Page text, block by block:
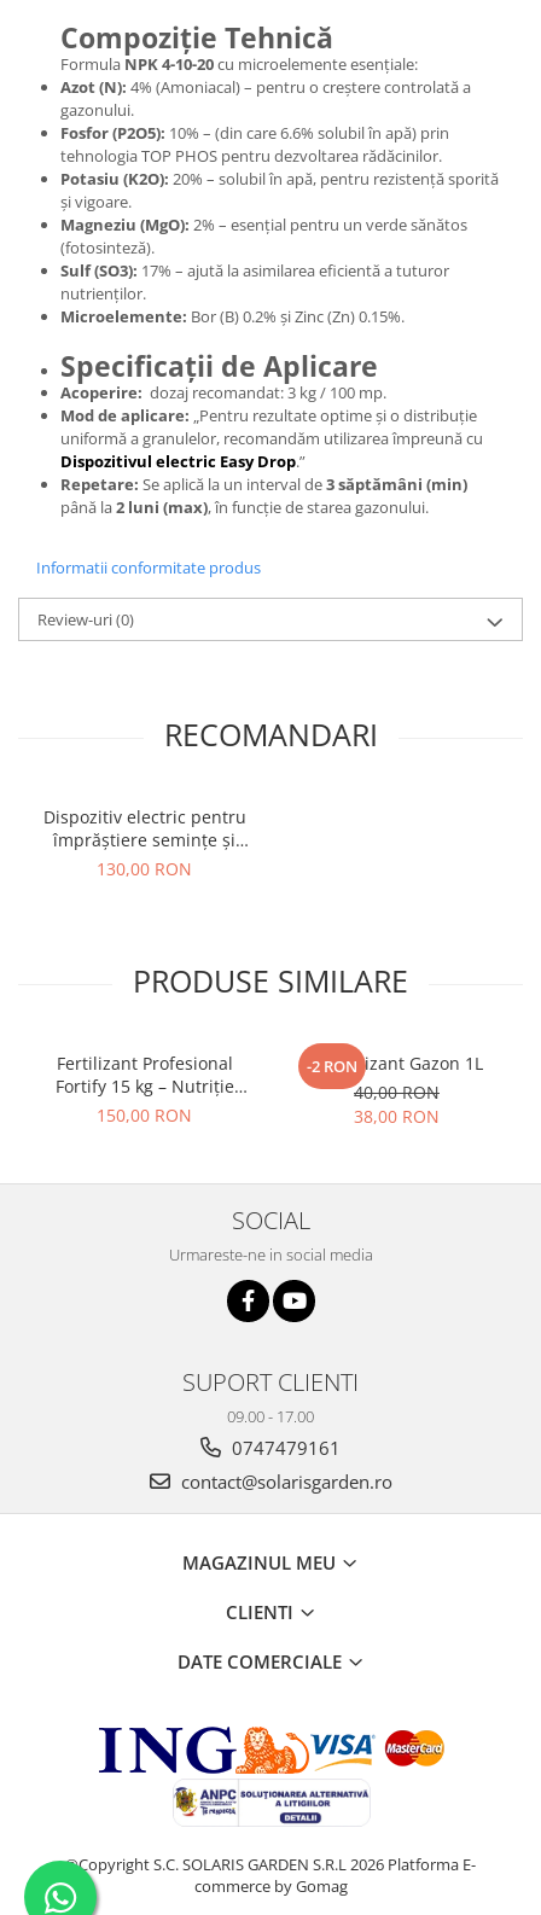
Compoziție Tehnică
Formula NPK 4-10-20cu microelemente esențiale:
Azot (N): 4% (Amoniacal) – pentru o creștere controlată a
gazonului.
Fosfor (P2O5): 10% – (din care 6.6% solubil în apă) prin
tehnologia TOP PHOS pentru dezvoltarea rădăcinilor.
Potasiu (K2O): 20% – solubil în apă, pentru rezistență sporită
și vigoare.
Magneziu (MgO): 2% – esențial pentru un verde sănătos
(fotosinteză).
Sulf (SO3): 17% – ajută la asimilarea eficientă a tuturor
nutrienților.
Microelemente: Bor (B) 0.2% și Zinc (Zn) 0.15%.
Specificații de Aplicare
Acoperire: dozaj recomandat: 3 kg / 100 mp.
Mod de aplicare: „Pentru rezultate optime și o distribuție
uniformă a granulelor, recomandăm utilizarea împreună cu
Dispozitivul electric Easy Drop.”
Repetare: Se aplică la un interval de3 săptămâni (min)
până la2 luni (max), în funcție de starea gazonului.
Informatii conformitate produs
Review-uri(0)
RECOMANDARI
Dispozitiv electric pentru
împrăștiere semințe și
îngrășăminte Easy Drop
130,00 RON
PRODUSE SIMILARE
Fertilizant Profesional
Fortify 15 kg – Nutriție
Avansată și Protecție
150,00 RON
-2 RON
Revitalizant Gazon 1L
40,00 RON
38,00 RON
SOCIAL
Urmareste-ne in social media
SUPORT CLIENTI
09.00 - 17.00
0747479161
contact@solarisgarden.ro
MAGAZINUL MEU
CLIENTI
DATE COMERCIALE
©Copyright S.C. SOLARIS GARDEN S.R.L 2026 Platforma E-
commerce by Gomag